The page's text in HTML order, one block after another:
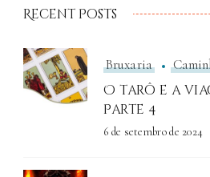
Recent Posts
Bruxaria
O tarô e a
Parte 4
6 de setembro de 2024